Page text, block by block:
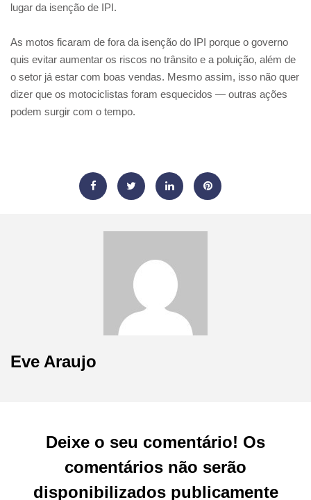
lugar da isenção de IPI.
As motos ficaram de fora da isenção do IPI porque o governo
quis evitar aumentar os riscos no trânsito e a poluição, além de
o setor já estar com boas vendas. Mesmo assim, isso não quer
dizer que os motociclistas foram esquecidos — outras ações
podem surgir com o tempo.
Eve Araujo
Deixe o seu comentário! Os
comentários não serão
disponibilizados publicamente